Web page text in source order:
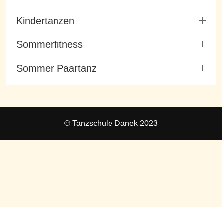
Kindertanzen
Sommerfitness
Sommer Paartanz
© Tanzschule Danek 2023